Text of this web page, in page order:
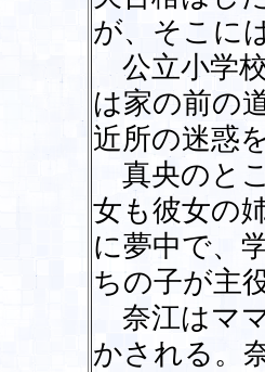
が、そこに
公立小学
は家の前の
近所の迷惑
真央のと
女も彼女の
に夢中で、
ちの子が主
奈江はマ
かされる。